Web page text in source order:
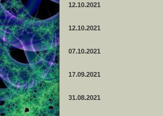
12.10.2021
12.10.2021
07.10.2021
17.09.2021
31.08.2021